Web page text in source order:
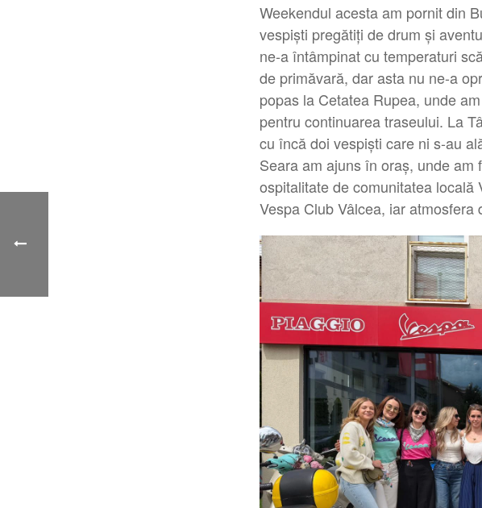
Weekendul acesta am pornit din
vespiști pregătiți de drum și
ne-a întâmpinat cu temperaturi
de primăvară, dar asta nu ne-a
popas la Cetatea Rupea, unde
pentru continuarea traseului. La
cu încă doi vespiști care ni s-au
Seara am ajuns în oraș, unde
ospitalitate de comunitatea
Vespa Club Vâlcea, iar